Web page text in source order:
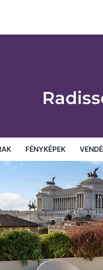
FÉNYKÉPEK
Hotel, Roma